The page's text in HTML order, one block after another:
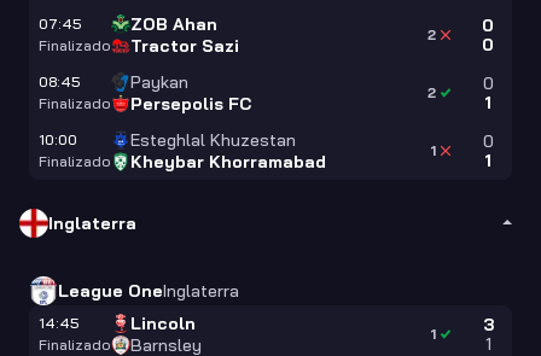
07:45
Finalizado
ZOB Ahan
Tractor Sazi
0
0
2
08:45
Finalizado
Paykan
Persepolis FC
0
1
2
10:00
Finalizado
Esteghlal Khuzestan
Kheybar Khorramabad
0
1
1
Inglaterra
League OneInglaterra
14:45
Finalizado
Lincoln
Barnsley
3
1
1